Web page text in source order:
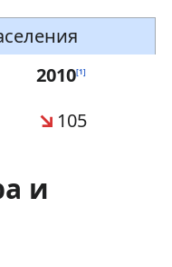
2010[1]
↘ 105
и